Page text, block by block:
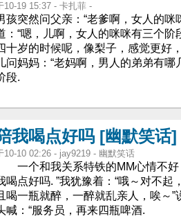
10-19 15:37 - 卡扎菲 -
孩突然问父亲：“老爹啊，女人的
：“嗯，儿啊，女人的咪咪有三个
十岁的时候呢，像梨子，感觉更好
问妈妈：“老妈啊，男人的弟弟有
段.
我喝点好吗 [幽默笑话]
10-10 02:26 - jay9219 - 幽默笑话
一个和我关系特铁的MM心情不好
喝点好吗. ”我犹豫着：“哦～对不起
喝一瓶就醉，一醉就乱亲人，唉～
喊：“服务员，再来四瓶啤酒.